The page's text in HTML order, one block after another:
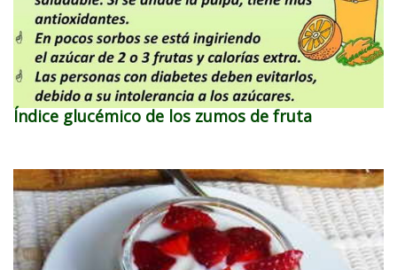
Índice glucémico de los zumos de fruta